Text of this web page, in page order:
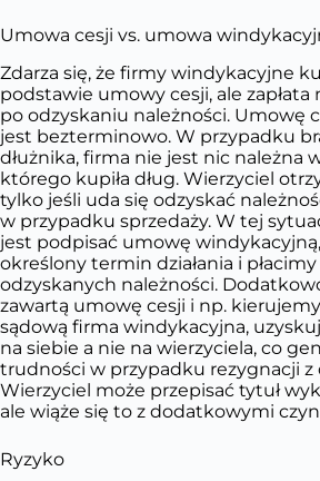
Umowa cesji vs. umowa
Zdarza się, że firmy windykacyjne
podstawie umowy cesji, ale
po odzyskaniu należności. Umowę
jest bezterminowo. W przypadku
dłużnika, firma nie jest nic należna
którego kupiła dług. Wierzyciel
tylko jeśli uda się odzyskać
w przypadku sprzedaży. W tej
jest podpisać umowę
określony termin działania i
odzyskanych należności.
zawartą umowę cesji i np.
sądową firma windykacyjna,
na siebie a nie na wierzyciela, co
trudności w przypadku rezygnacji z
Wierzyciel może przepisać tytuł
ale wiąże się to z dodatkowymi
Ryzyko